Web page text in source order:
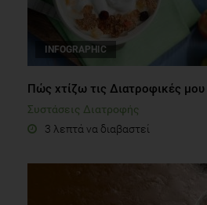
INFOGRAPHIC
Πώς χτίζω τις Διατροφικές μου
Συστάσεις Διατροφής
3 λεπτά να διαβαστεί